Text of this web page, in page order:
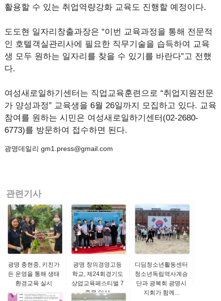
활용할 수 있는 취업역량강화 교육도 진행할 예정이다.
도도현 일자리창출과장은 “이번 교육과정을 통해 전문적
인 호텔객실관리사에 필요한 직무기술을 습득하여 교육
생 모두 원하는 일자리를 찾을 수 있기를 바란다”고 전했
다.
여성새로일하기센터는 직업교육훈련으로 “취업지원전문
가 양성과정” 교육생을 6월 26일까지 모집하고 있다. 교육
참여를 원하는 시민은 여성새로일하기센터(02-2680-
6773)를 방문하여 접수하면 된다.
광명데일리 gm1.press@gmail.com
관련기사
광명 충현중, 키친가
든 운영을 통해 생태
환경교육 실시
광명 창의경영고등
학교, 제24회경기도
상업교육페스티벌 7
종목 입상
디딤청소년활동센터
청소년독립역사계승
단과 광복회 광명시
지회가 함께...